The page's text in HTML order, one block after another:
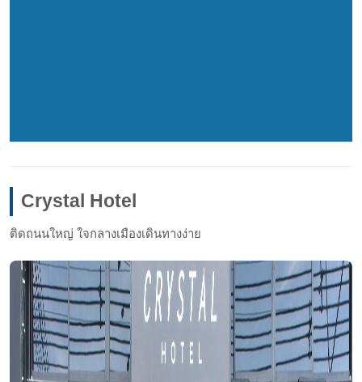
Crystal Hotel
ติดถนนใหญ่ ใจกลางเมืองเดินทางง่าย